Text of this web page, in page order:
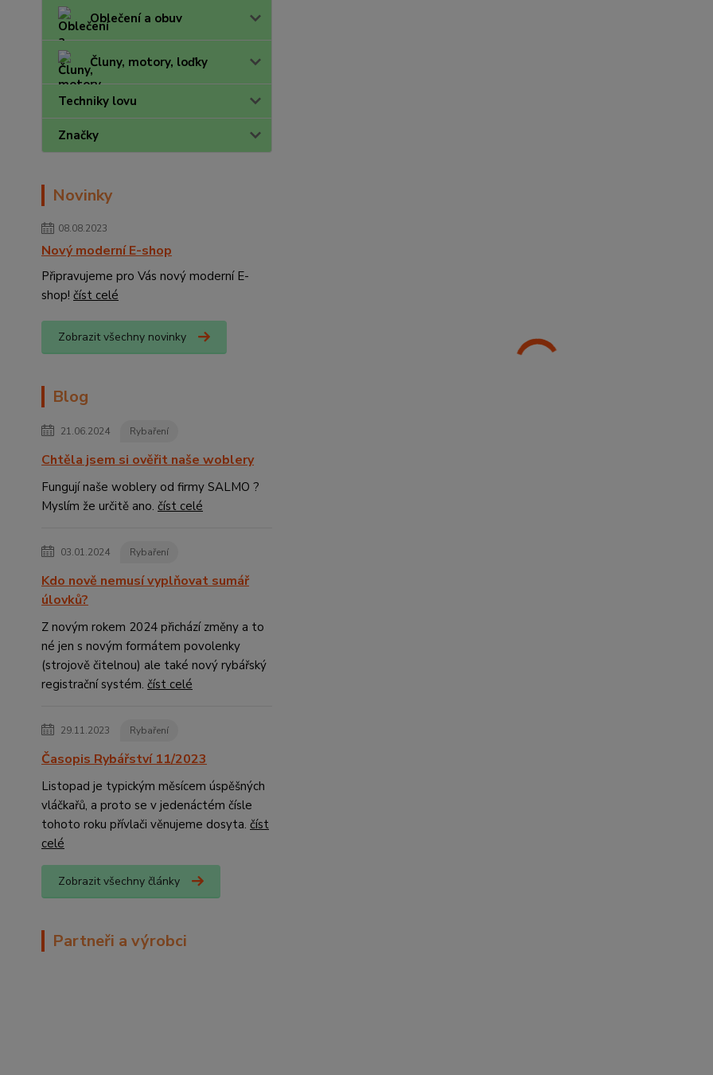
Oblečení a obuv
Čluny, motory, loďky
Techniky lovu
Značky
Novinky
08.08.2023
Nový moderní E-shop
Připravujeme pro Vás nový moderní E-
shop! číst celé
Zobrazit všechny novinky
Blog
21.06.2024 Rybaření
Chtěla jsem si ověřit naše woblery
Fungují naše woblery od firmy SALMO ?
Myslím že určitě ano. číst celé
03.01.2024 Rybaření
Kdo nově nemusí vyplňovat sumář
úlovků?
Z novým rokem 2024 přichází změny a to
né jen s novým formátem povolenky
(strojově čitelnou) ale také nový rybářský
registrační systém. číst celé
29.11.2023 Rybaření
Časopis Rybářství 11/2023
Listopad je typickým měsícem úspěšných
vláčkařů, a proto se v jedenáctém čísle
tohoto roku přívlači věnujeme dosyta. číst
celé
Zobrazit všechny články
Partneři a výrobci